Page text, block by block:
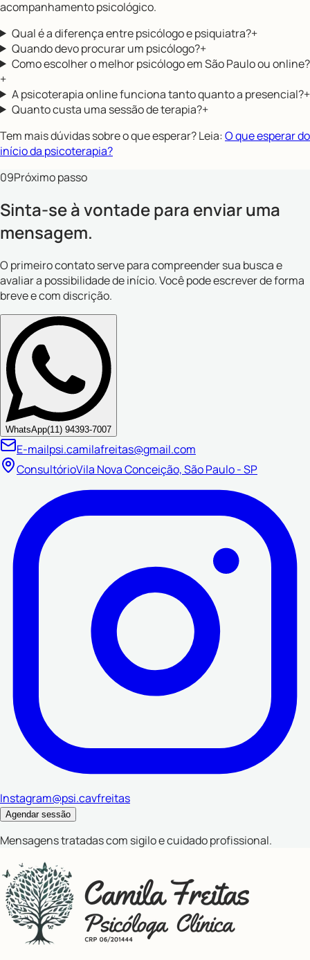
acompanhamento psicológico.
Qual é a diferença entre psicólogo e psiquiatra?+
Quando devo procurar um psicólogo?+
Como escolher o melhor psicólogo em São Paulo ou online?
+
A psicoterapia online funciona tanto quanto a presencial?+
Quanto custa uma sessão de terapia?+
Tem mais dúvidas sobre o que esperar? Leia:O que esperar do
início da psicoterapia?
09Próximo passo
Sinta-se à vontade para enviar uma
mensagem.
O primeiro contato serve para compreender sua busca e
avaliar a possibilidade de início. Você pode escrever de forma
breve e com discrição.
WhatsApp(11) 94393-7007
E-mailpsi.camilafreitas@gmail.com
ConsultórioVila Nova Conceição, São Paulo - SP
Instagram@psi.cavfreitas
Agendar sessão
Mensagens tratadas com sigilo e cuidado profissional.